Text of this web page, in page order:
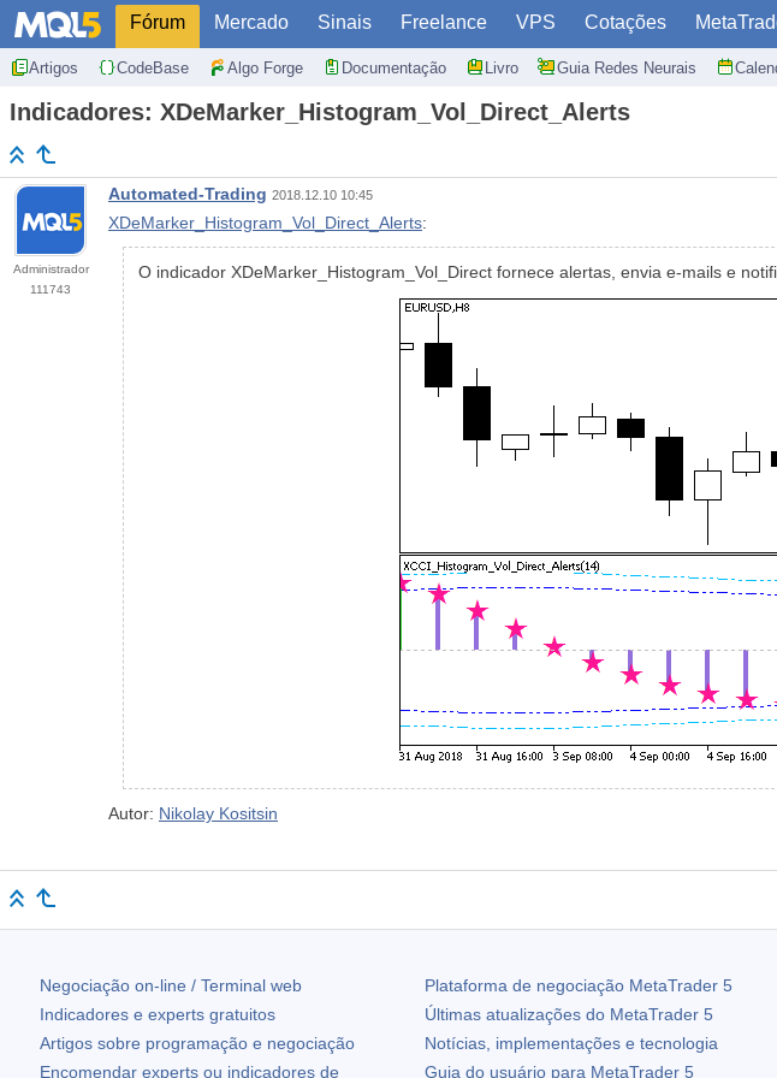
Fórum Mercado Sinais Freelance VPS Cotações
Artigos CodeBase Algo Forge Documentação Livro Guia Redes Neurais
Indicadores: XDeMarker_Histogram_Vol_Direct_Alerts
Administrador
111743
Automated-Trading 2018.12.10 10:45
XDeMarker_Histogram_Vol_Direct_Alerts:
O indicador XDeMarker_Histogram_Vol_Direct fornece alertas, envia e-mails e
Autor: Nikolay Kositsin
Negociação on-line / Terminal web
Indicadores e experts gratuitos
Artigos sobre programação e negociação
Encomendar experts ou indicadores de
Plataforma de negociação MetaTrader 5
Últimas atualizações do MetaTrader 5
Notícias, implementações e tecnologia
Guia do usuário para MetaTrader 5